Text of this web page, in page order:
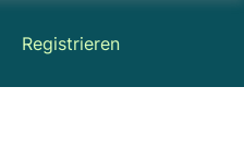
Registrieren